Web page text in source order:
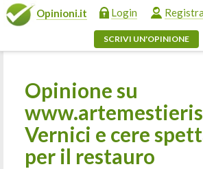
Opinioni.it Login
SCRIVI UN'OPINIONE
Opinione su
Vernici e cere
per il restauro